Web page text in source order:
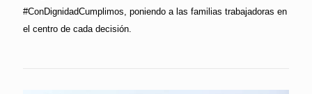
#ConDignidadCumplimos, poniendo a las familias trabajadoras en
el centro de cada decisión.